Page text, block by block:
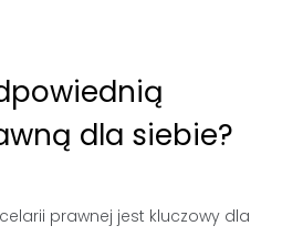
dla siebie?
prawnej jest kluczowy dla